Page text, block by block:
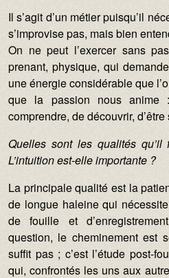
Il s’agit d’un métier puisqu’il
s’improvise pas, mais bien
On ne peut l’exercer sans
prenant, physique, qui
une énergie considérable que
que la passion nous anime :
comprendre, de découvrir, d’être
Quelles sont les qualités qu’il
L’intuition est-elle importante ?
La principale qualité est la
de longue haleine qui
de fouille et
question, le cheminement est
suffit pas ; c’est l’étude post-
qui, confrontés les uns aux